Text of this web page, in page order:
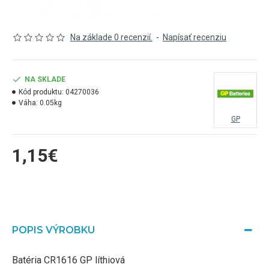
Na základe 0 recenzií. - Napísať recenziu
1,15€
NA SKLADE
Kód produktu: 04270036
Váha: 0.05kg
GP
POPIS VÝROBKU
Batéria CR1616 GP líthiová